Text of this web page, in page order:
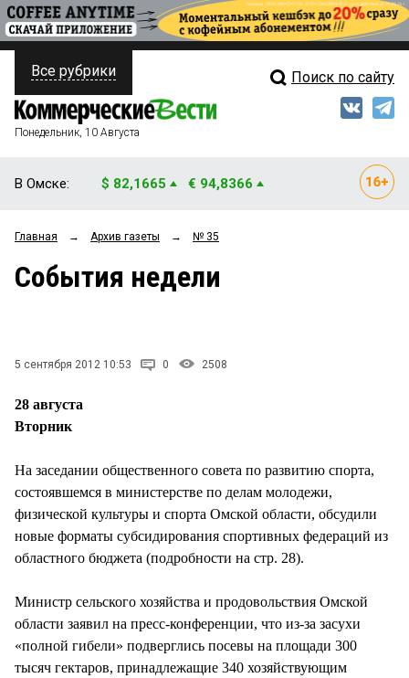
ПОЛИТИКА
ФИНАНСЫ
ОБЩЕСТВО
ЗАКОН
ПРОИСШЕСТВИЯ
СТИЛЬ ЖИЗНИ
Свежий выпуск
Все рубрики Поиск по сайту
Понедельник, 10 Августа
В Омске: $ 82,1665 € 94,8366
Главная → Архив газеты → № 35
События недели
5 сентября 2012 10:53 0 2508
28 августа
Вторник
На заседании общественного совета по развитию спорта,
состоявшемся в министерстве по делам молодежи,
физической культуры и спорта Омской области, обсудили
новые форматы субсидирования спортивных федераций из
областного бюджета (подробности на стр. 28).
Министр сельского хозяйства и продовольствия Омской
области заявил на пресс-конференции, что из-за засухи
«полной гибели» подверглись посевы на площади 300
тысяч гектаров, принадлежащие 340 хозяйствующим